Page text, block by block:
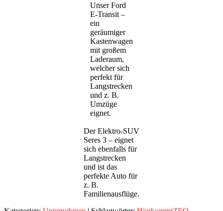
Unser Ford
E-Transit –
ein
geräumiger
Kastenwagen
mit großem
Laderaum,
welcher sich
perfekt für
Langstrecken
und z. B.
Umzüge
eignet.
Der Elektro-SUV
Seres 3 – eignet
sich ebenfalls für
Langstrecken
und ist das
perfekte Auto für
z. B.
Familienausflüge.